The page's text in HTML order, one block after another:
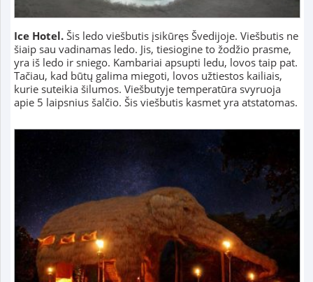
Ice Hotel.Šis ledo viešbutis įsikūręs Švedijoje. Viešbutis ne
šiaip sau vadinamas ledo. Jis, tiesiogine to žodžio prasme,
yra iš ledo ir sniego. Kambariai apsupti ledu, lovos taip pat.
Tačiau, kad būtų galima miegoti, lovos užtiestos kailiais,
kurie suteikia šilumos. Viešbutyje temperatūra svyruoja
apie 5 laipsnius šalčio. Šis viešbutis kasmet yra atstatomas.